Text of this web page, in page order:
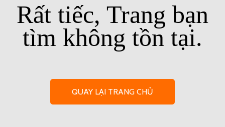
Rất tiếc, Trang bạn
tìm không tồn tại.
QUAY LẠI TRANG CHỦ